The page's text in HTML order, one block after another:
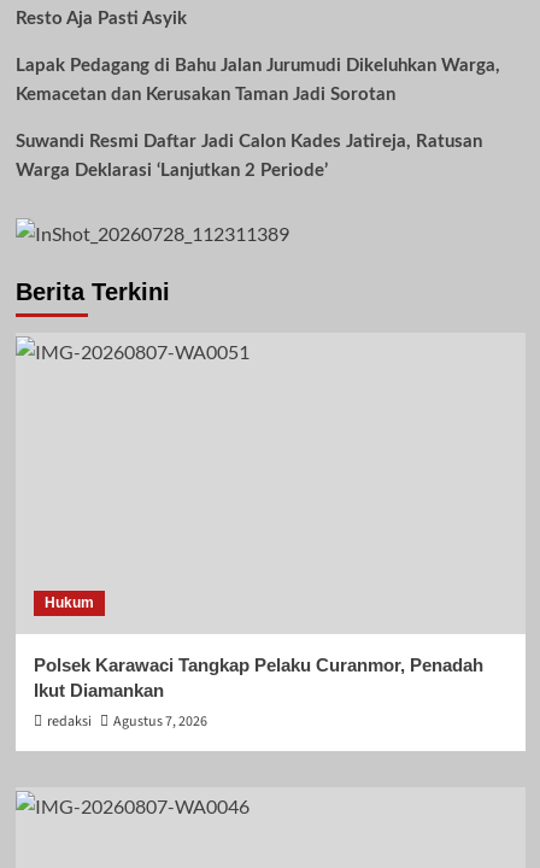
Resto Aja Pasti Asyik
Lapak Pedagang di Bahu Jalan Jurumudi Dikeluhkan Warga,
Kemacetan dan Kerusakan Taman Jadi Sorotan
Suwandi Resmi Daftar Jadi Calon Kades Jatireja, Ratusan
Warga Deklarasi ‘Lanjutkan 2 Periode’
Berita Terkini
Hukum
Polsek Karawaci Tangkap Pelaku Curanmor, Penadah
Ikut Diamankan
redaksi
Agustus 7, 2026